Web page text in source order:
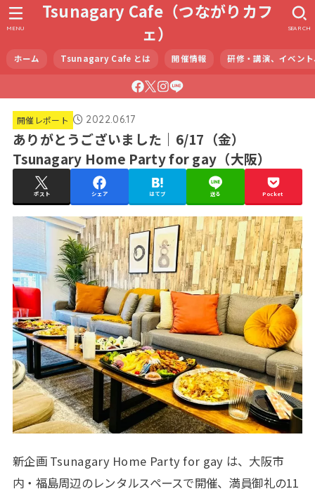
Tsunagary Cafe（つながりカフ
ェ）
ホーム Tsunagary Cafe とは 開催情報 研修・講演、イベン
SEARCH
MENU
開催レポート 2022.06.17
ありがとうございました｜6/17（金）
Tsunagary Home Party for gay（大阪）
ポスト シェア はてブ 送る Pocket
新企画 Tsunagary Home Party for gay は、大阪市
内・福島周辺のレンタルスペースで開催、満員御礼の11